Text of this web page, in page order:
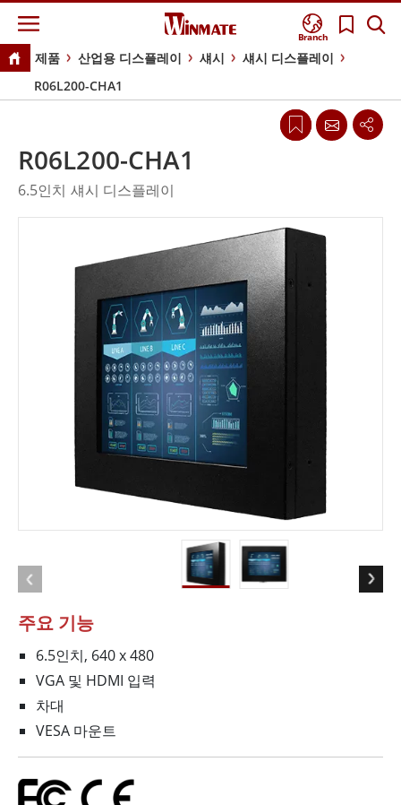
Branch
제품 산업용 디스플레이 섀시
섀시 디스플레이
R06L200-CHA1
주요 기능
6.5인치, 640 x 480
VGA 및 HDMI 입력
차대
VESA 마운트
R06L200-CHA1
6.5인치 섀시 디스플레이